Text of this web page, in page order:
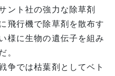
ント社の強力な除草剤
飛行機で除草剤を散布す
様に生物の遺伝子を組み
。
争では枯葉剤としてベト